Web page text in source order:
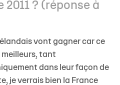
2011 ? (réponse à
vont gagner car ce
tant
dans leur façon de
je verrais bien la France